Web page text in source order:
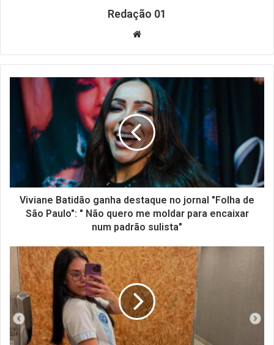
Redação 01
Website
Viviane Batidão ganha destaque no jornal "Folha de
São Paulo": " Não quero me moldar para encaixar
num padrão sulista"